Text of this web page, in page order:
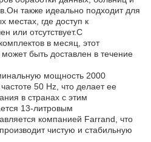
также идеально подходит для
местах, где доступ к
или отсутствует.С
в месяц, этот
может быть доставлен в течение
мощность 2000
50 Hz, что делает ее
в странах с этим
13-литровым
компанией Farrand, что
чистую и стабильную